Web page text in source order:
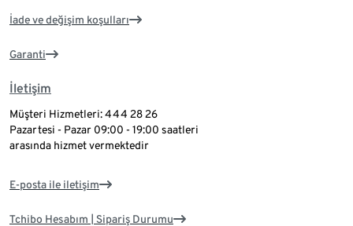
İade ve değişim koşulları
Garanti
İletişim
Müşteri Hizmetleri: 444 28 26
Pazartesi - Pazar 09:00 - 19:00 saatleri
arasında hizmet vermektedir
E-posta ile iletişim
Tchibo Hesabım | Sipariş Durumu